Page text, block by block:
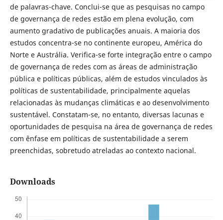
de palavras-chave. Conclui-se que as pesquisas no campo
de governança de redes estão em plena evolução, com
aumento gradativo de publicações anuais. A maioria dos
estudos concentra-se no continente europeu, América do
Norte e Austrália. Verifica-se forte integração entre o campo
de governança de redes com as áreas de administração
pública e políticas públicas, além de estudos vinculados às
políticas de sustentabilidade, principalmente aquelas
relacionadas às mudanças climáticas e ao desenvolvimento
sustentável. Constatam-se, no entanto, diversas lacunas e
oportunidades de pesquisa na área de governança de redes
com ênfase em políticas de sustentabilidade a serem
preenchidas, sobretudo atreladas ao contexto nacional.
Downloads